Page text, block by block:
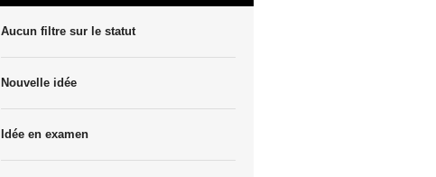
Aucun filtre sur le statut
Nouvelle idée
Idée en examen